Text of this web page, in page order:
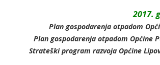
2017.
Plan gospodarenja otpadom
Plan gospodarenja otpadom Općine
Strateški program razvoja Općine